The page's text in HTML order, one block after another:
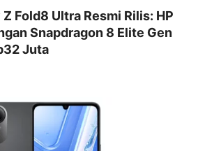
Fold8 Ultra Resmi Rilis: HP
Snapdragon 8 Elite Gen
Juta